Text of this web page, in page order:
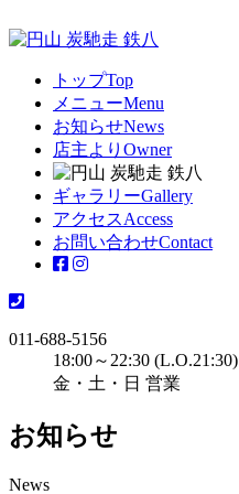
トップTop
メニューMenu
お知らせNews
店主より Owner
ギャラリーGallery
アクセスAccess
お問い合わせContact
011-688-5156
18:00～22:30 (L.O.21:30)
金・土・日 営業
お知らせ
News